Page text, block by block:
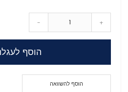
- +
הוסף
הוסף להשוואה